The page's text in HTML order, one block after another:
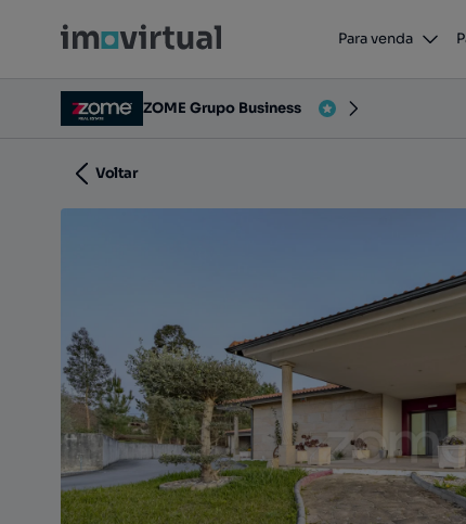
Para venda
Moradia T4 Valença
4930-278, Friestas, Valença, Viana do Castelo
ZOME Grupo Business
Voltar